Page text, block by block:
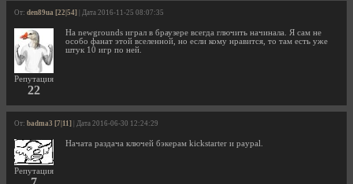
От: den89ua [22|54] | Дата 2016-11-25 08:07:35
Репутация
22
На newgrounds играл в браузере всегда глючить начинала. Я сам не
особо фанат этой вселенной, но если кому нравится, то там есть уже
штук 10 игр по ней.
От: badma3 [7|11] | Дата 2016-06-30 12:24:29
Репутация
Начата раздача ключей бэкерам kickstarter и paypal.